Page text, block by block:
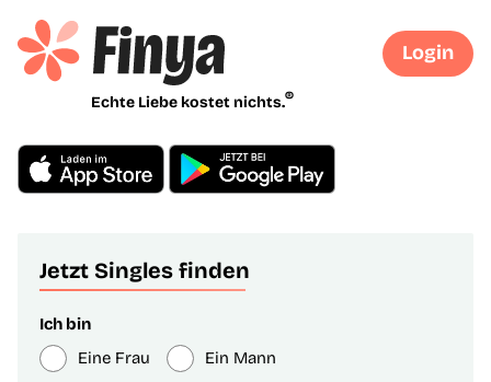
Login
Echte Liebe kostet nichts.®
Jetzt Singles finden
Ich bin
Eine Frau
Ein Mann